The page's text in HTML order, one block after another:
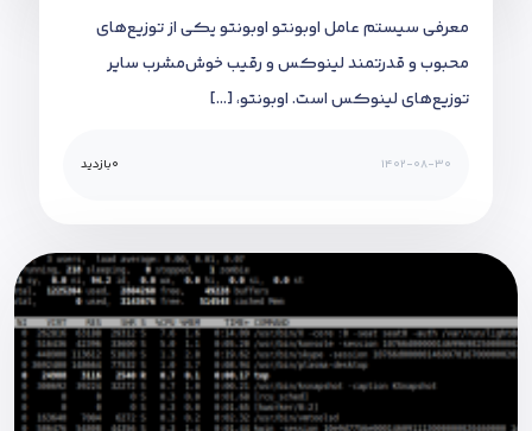
معرفی سیستم عامل اوبونتو اوبونتو یکی از توزیع‌های
محبوب و قدرتمند لینوکس و رقیب خوش‌مشرب سایر
توزیع‌های لینوکس است. اوبونتو، […]
1402-08-30
0بازدید